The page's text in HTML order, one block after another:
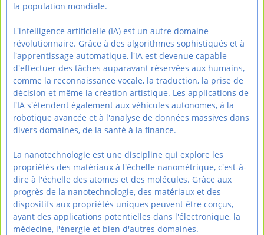
la population mondiale.
L'intelligence artificielle (IA) est un autre domaine
révolutionnaire. Grâce à des algorithmes sophistiqués et à
l'apprentissage automatique, l'IA est devenue capable
d'effectuer des tâches auparavant réservées aux humains,
comme la reconnaissance vocale, la traduction, la prise de
décision et même la création artistique. Les applications de
l'IA s'étendent également aux véhicules autonomes, à la
robotique avancée et à l'analyse de données massives dans
divers domaines, de la santé à la finance.
La nanotechnologie est une discipline qui explore les
propriétés des matériaux à l'échelle nanométrique, c'est-à-
dire à l'échelle des atomes et des molécules. Grâce aux
progrès de la nanotechnologie, des matériaux et des
dispositifs aux propriétés uniques peuvent être conçus,
ayant des applications potentielles dans l'électronique, la
médecine, l'énergie et bien d'autres domaines.